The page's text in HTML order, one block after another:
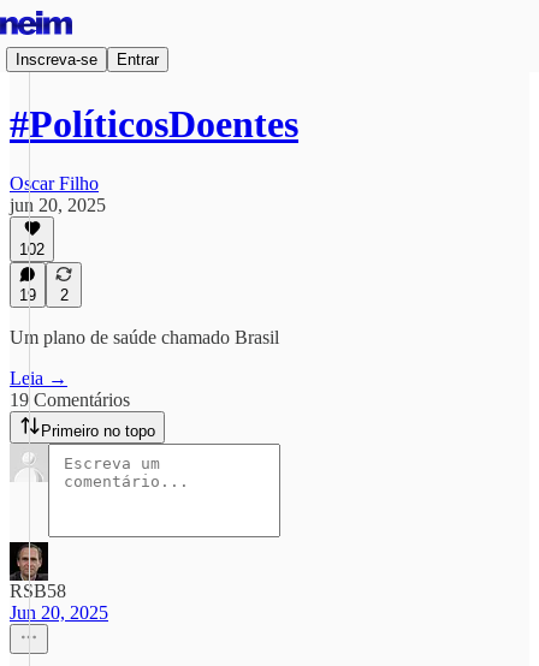
Inscreva-se Entrar
#PolíticosDoentes
Oscar Filho
jun 20, 2025
102
19 2
Um plano de saúde chamado Brasil
Leia →
19 Comentários
Primeiro no topo
RSB58
Jun 20, 2025